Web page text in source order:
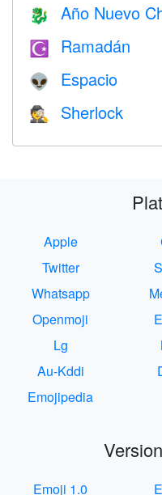
🐉 Año Nuevo
☪️ Ramadán
👽 Espacio
🕵️ Sherlock
Apple
Twitter
Whatsapp
Openmoji
Lg
Au-Kddi
Emojipedia
Emoji 1.0